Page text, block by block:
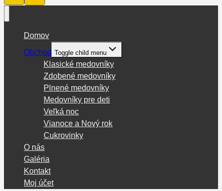
Domov
Obchod Toggle child menu
Klasické medovníky
Zdobené medovníky
Plnené medovníky
Medovníky pre deti
Veľká noc
Vianoce a Nový rok
Cukrovinky
O nás
Galéria
Kontakt
Moj účet